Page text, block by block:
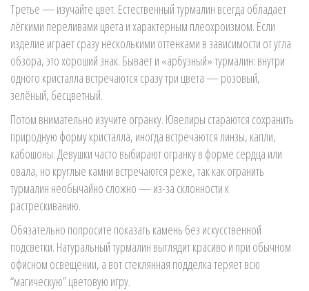
Третье — изучайте цвет. Естественный турмалин всегда обладает
лёгкими переливами цвета и характерным плеохроизмом. Если
изделие играет сразу несколькими оттенками в зависимости от угла
обзора, это хороший знак. Бывает и «арбузный» турмалин: внутри
одного кристалла встречаются сразу три цвета — розовый,
зелёный, бесцветный.
Потом внимательно изучите огранку. Ювелиры стараются сохранить
природную форму кристалла, иногда встречаются линзы, капли,
кабошоны. Девушки часто выбирают огранку в форме сердца или
овала, но круглые камни встречаются реже, так как огранить
турмалин необычайно сложно — из-за склонности к
растрескиванию.
Обязательно попросите показать камень без искусственной
подсветки. Натуральный турмалин выглядит красиво и при обычном
офисном освещении, а вот стеклянная подделка теряет всю
“магическую” цветовую игру.